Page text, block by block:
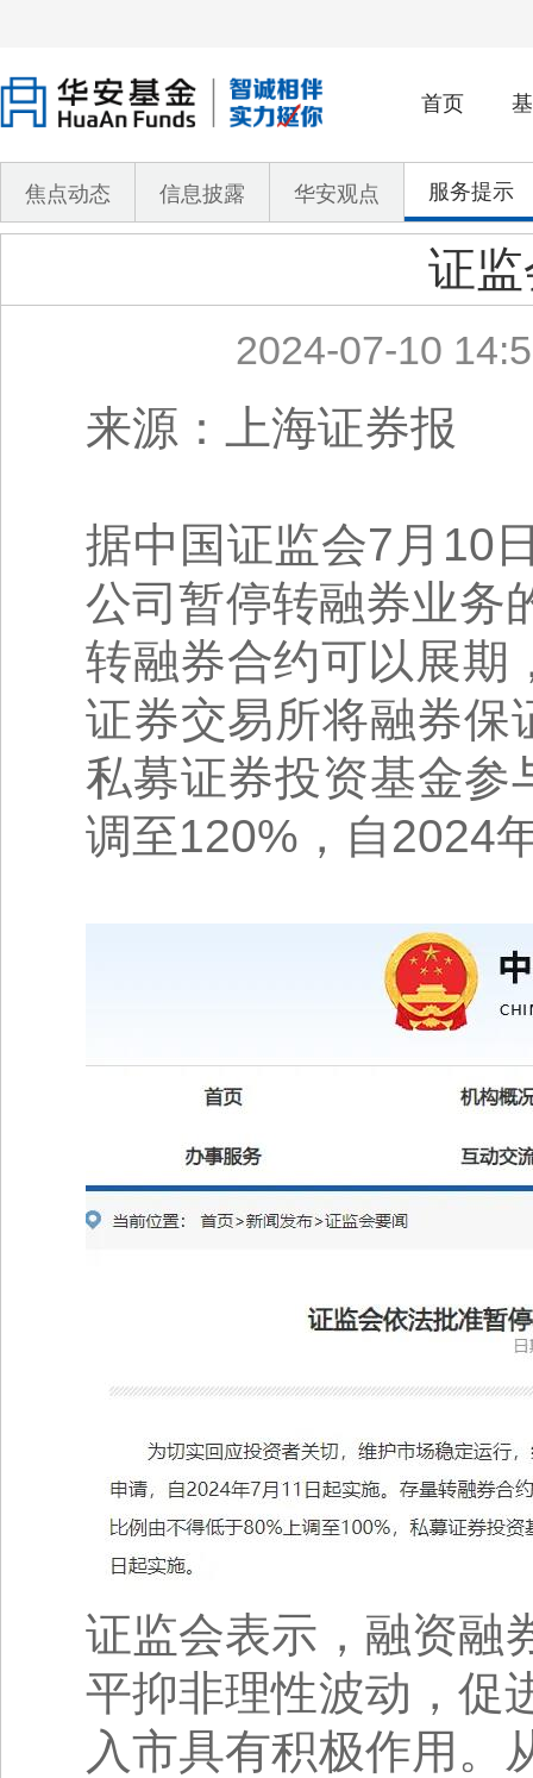
首页
焦点动态 信息披露 华安观点 服务提示
证
2024-07-10
来源：上海证券报
据中国证监会7月10
公司暂停转融券业务
转融券合约可以展期
证券交易所将融券保
私募证券投资基金参
调至120%，自2024
证监会表示，融资融
平抑非理性波动，促
入市具有积极作用。